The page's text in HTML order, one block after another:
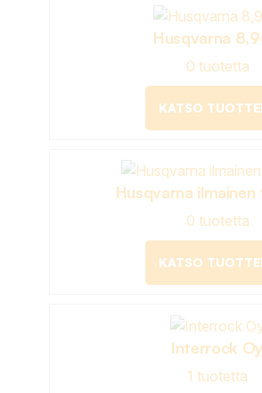
Husqvarna
0 tuotetta
KATSO
Husqvarna
0 tuotetta
KATSO
Interrock Oy
1 tuotetta